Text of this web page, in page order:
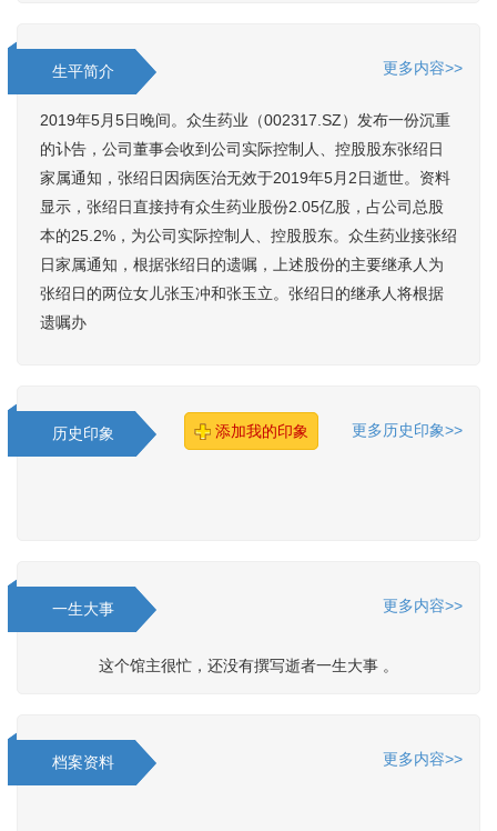
生平简介 更多内容>>
2019年5月5日晚间。众生药业（002317.SZ）发布一份沉重
的讣告，公司董事会收到公司实际控制人、控股股东张绍日
家属通知，张绍日因病医治无效于2019年5月2日逝世。资料
显示，张绍日直接持有众生药业股份2.05亿股，占公司总股
本的25.2%，为公司实际控制人、控股股东。众生药业接张绍
日家属通知，根据张绍日的遗嘱，上述股份的主要继承人为
张绍日的两位女儿张玉冲和张玉立。张绍日的继承人将根据
遗嘱办
历史印象 添加我的印象 更多历史印象>>
一生大事 更多内容>>
这个馆主很忙，还没有撰写逝者一生大事 。
档案资料 更多内容>>